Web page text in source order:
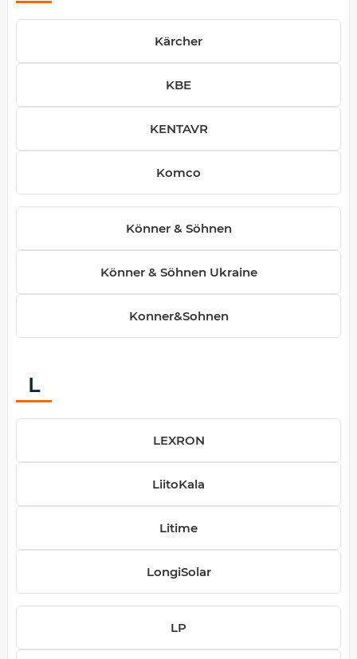
Kärcher
KBE
KENTAVR
Komco
Könner & Söhnen
Könner & Söhnen Ukraine
Konner&Sohnen
L
LEXRON
LiitoKala
Litime
LongiSolar
LP